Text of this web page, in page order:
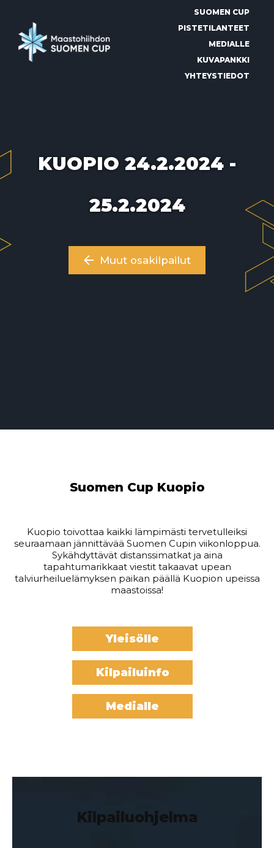
SUOMEN CUP
PISTETILANTEET
MEDIALLE
KUVAPANKKI
YHTEYSTIEDOT
KUOPIO 24.2.2024 -
25.2.2024
Muut osakilpailut
Suomen Cup Kuopio
Kuopio toivottaa kaikki lämpimästi tervetulleiksi
seuraamaan jännittävää Suomen Cupin viikonloppua.
Sykähdyttävät distanssimatkat ja aina
tapahtumarikkaat viestit takaavat upean
talviurheiluelämyksen paikan päällä Kuopion upeissa
maastoissa!
Yleisölle
Kilpailuinfo
Medialle
Kilpailuohjelma